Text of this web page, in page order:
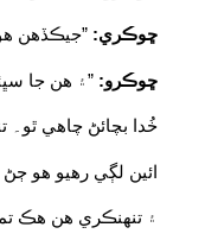
ڇوڪري: ”جيڪڏهن
ڇوڪرو: ”۽ هن جا
خُدا بچائڻ چاهي ٿو۔
ائين لڳي رهيو هو
۽ تنهنڪري هن هڪ